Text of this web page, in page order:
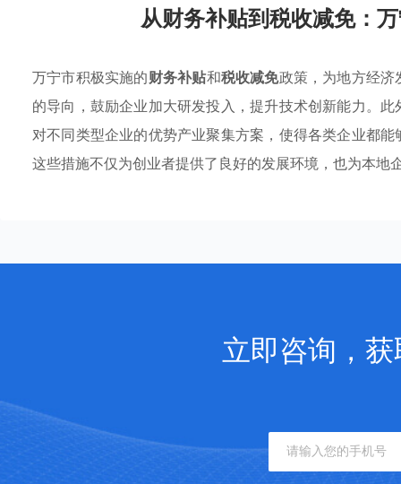
从财务补贴到税收减免：
万宁市积极实施的财务补贴和税收减免政策，为地方经济
的导向，鼓励企业加大研发投入，提升技术创新能力。
对不同类型企业的优势产业聚集方案，使得各类企业都
这些措施不仅为创业者提供了良好的发展环境，也为本地
立即咨询，